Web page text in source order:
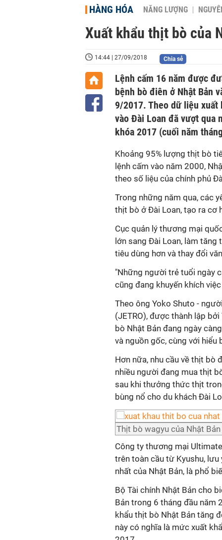
HÀNG HÓA NĂNG LƯỢNG
Xuất khẩu thịt bò của
14:44 | 27/09/2018 Chia sẻ
Lệnh cấm 16 năm được
bệnh bò điên ở Nhật Bản
9/2017. Theo dữ liệu xuất
vào Đài Loan đã vượt qua
khóa 2017 (cuối năm
Khoảng 95% lượng thịt bò
lệnh cấm vào năm 2000,
theo số liệu của chính phủ
Trong những năm qua, các
thịt bò ở Đài Loan, tạo ra cơ
Cục quản lý thương mại
lớn sang Đài Loan, làm
tiêu dùng hơn và thay đổi
"Những người trẻ tuổi ngày
cũng đang khuyến khích
Theo ông Yoko Shuto -
(JETRO), được thành lập
bò Nhật Bản đang ngày
và nguồn gốc, cùng với
Hơn nữa, nhu cầu về thịt bò
nhiều người đang mua thịt
sau khi thưởng thức thịt
bùng nổ cho du khách Đài
Thịt bò wagyu của Nhật
Công ty thương mại
trên toàn cầu từ Kyushu,
nhất của Nhật Bản, là phổ
Bộ Tài chính Nhật Bản cho
Bản trong 6 tháng đầu năm
khẩu thịt bò Nhật Bản tăng
này có nghĩa là mức xuất